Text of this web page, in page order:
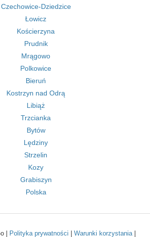
Czechowice-Dziedzice
Łowicz
Kościerzyna
Prudnik
Mrągowo
Polkowice
Bieruń
Kostrzyn nad Odrą
Libiąż
Trzcianka
Bytów
Lędziny
Strzelin
Kozy
Grabiszyn
Polska
| Polityka prywatności Warunki korzystania|